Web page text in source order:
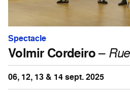
Spectacle
Volmir Cordeiro– Rue
06, 12, 13 & 14 sept. 2025